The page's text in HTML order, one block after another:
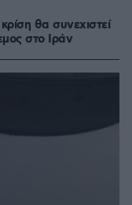
θα συνεχιστεί
στο Ιράν